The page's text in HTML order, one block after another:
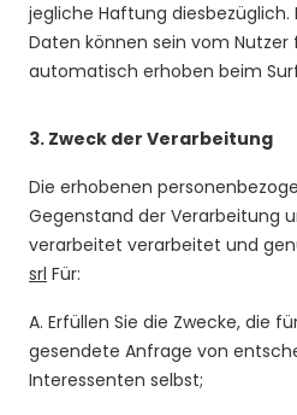
jegliche Haftung diesbezüglich.
Daten können sein vom
automatisch erhoben beim
3. Zweck der Verarbeitung
Die erhobenen
Gegenstand der Verarbeitung
verarbeitet verarbeitet und
srl Für:
A. Erfüllen Sie die Zwecke, die
gesendete Anfrage von
Interessenten selbst;